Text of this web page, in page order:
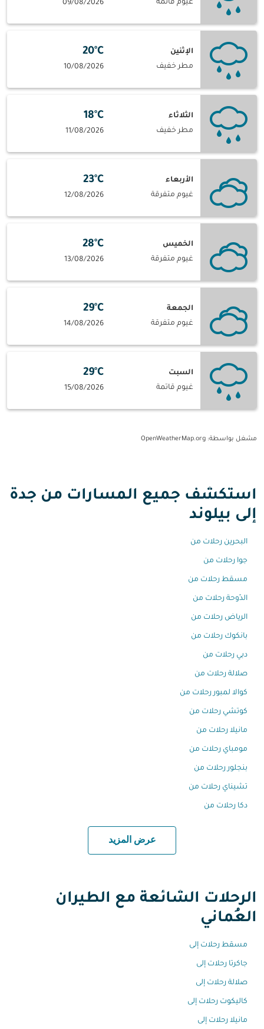
غيوم قاتمة 09/08/2026
الإثنين
مطر خفيف
20°C
10/08/2026
الثلاثاء
مطر خفيف
18°C
11/08/2026
الأربعاء
غيوم متفرقة
23°C
12/08/2026
الخميس
غيوم متفرقة
28°C
13/08/2026
الجمعة
غيوم متفرقة
29°C
14/08/2026
السبت
غيوم قاتمة
29°C
15/08/2026
مشغل بواسطة: OpenWeatherMap.org
استكشف جميع المسارات من جدة
إلى بيلوند
البحرين رحلات من
جوا رحلات من
مسقط رحلات من
الدّوحة رحلات من
الرياض رحلات من
بانكوك رحلات من
دبي رحلات من
صلالة رحلات من
كوالا لمبور رحلات من
كوتشي رحلات من
مانيلا رحلات من
مومباي رحلات من
بنجلور رحلات من
تشيناي رحلات من
دكا رحلات من
عرض المزيد
الرحلات الشائعة مع الطيران
العُماني
مسقط رحلات إلى
جاكرتا رحلات إلى
صلالة رحلات إلى
كاليكوت رحلات إلى
مانيلا رحلات إلى